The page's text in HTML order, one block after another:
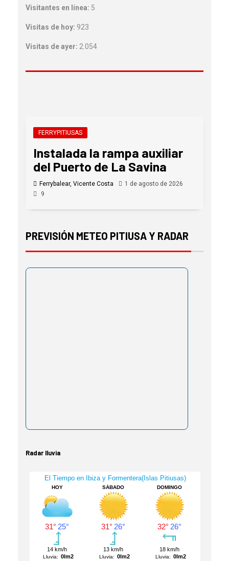
Visitantes en línea: 5
Visitas de hoy: 923
Visitas de ayer: 2.054
FERRYPITIUSAS
Instalada la rampa auxiliar
del Puerto de La Savina
Ferrybalear, Vicente Costa
1 de agosto de 2026
9
PREVISIÓN METEO PITIUSA Y RADAR
Radar lluvia